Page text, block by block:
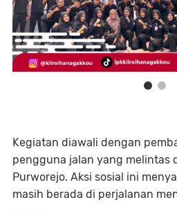
Kegiatan diawali dengan
pengguna jalan yang melintas
Purworejo. Aksi sosial ini
masih berada di perjalanan